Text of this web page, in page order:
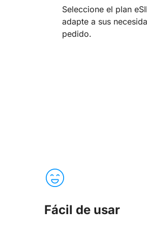
Seleccione el plan
adapte a sus
pedido.
Fácil de usar